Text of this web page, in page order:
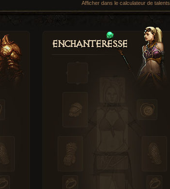
Afficher dans le calculateur de talents
Enchanteresse